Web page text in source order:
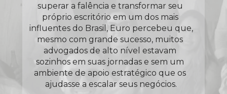
superar a falência e transformar seu
próprio escritório em um dos mais
influentes do Brasil, Euro percebeu que,
mesmo com grande sucesso, muitos
advogados de alto nível estavam
sozinhos em suas jornadas e sem um
ambiente de apoio estratégico que os
ajudasse a escalar seus negócios.